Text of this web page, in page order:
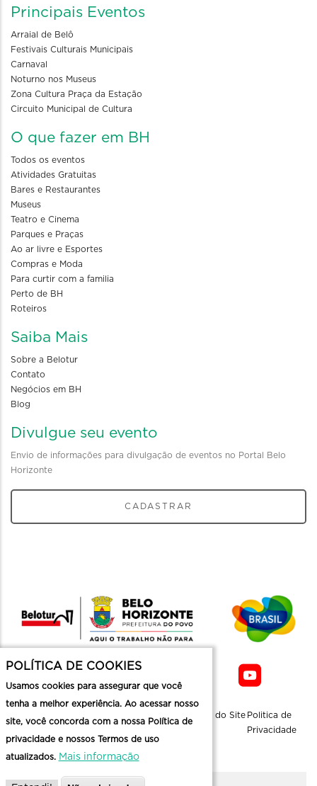
Principais Eventos
Arraial de Belô
Festivais Culturais Municipais
Carnaval
Noturno nos Museus
Zona Cultura Praça da Estação
Circuito Municipal de Cultura
O que fazer em BH
Todos os eventos
Atividades Gratuitas
Bares e Restaurantes
Museus
Teatro e Cinema
Parques e Praças
Ao ar livre e Esportes
Compras e Moda
Para curtir com a familia
Perto de BH
Roteiros
Saiba Mais
Sobre a Belotur
Contato
Negócios em BH
Blog
Divulgue seu evento
Envio de informações para divulgação de eventos no Portal Belo
Horizonte
CADASTRAR
Mapa do Site Politica de
Privacidade
POLÍTICA DE COOKIES
Usamos cookies para assegurar que você
tenha a melhor experiência. Ao acessar nosso
site, você concorda com a nossa Política de
privacidade e nossos Termos de uso
atualizados. Mais informação